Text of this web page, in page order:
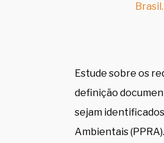
Estude sobre os
definição
sejam
Ambientais (PPRA).